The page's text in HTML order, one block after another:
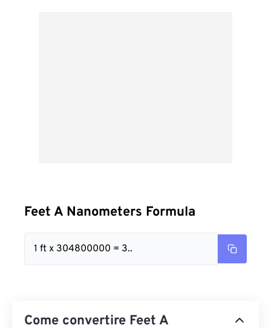
Feet A Nanometers Formula
1 ft x 304800000 = 3..
Come convertire Feet A